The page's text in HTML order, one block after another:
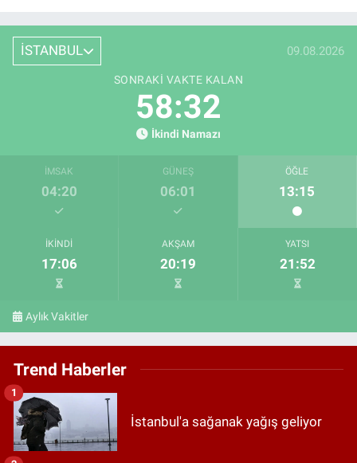
İSTANBUL 09.08.2026
SONRAKI VAKTE KALAN
58:32
İkindi Namazı
İMSAK
04:20
GÜNEŞ
06:01
ÖĞLE
13:15
İKINDI
17:06
AKŞAM
20:19
YATSI
21:52
Aylık Vakitler
Trend Haberler
İstanbul'a sağanak yağış geliyor
1